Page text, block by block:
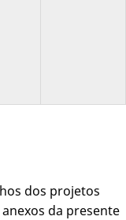
dos projetos
da presente